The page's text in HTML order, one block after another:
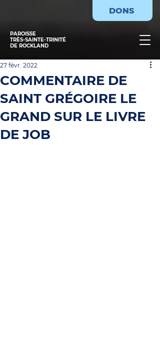
PAROISSE
TRÈS-SAINTE-TRINITÉ
DE ROCKLAND
DONS
COMMENTAIRE DE
SAINT GRÉGOIRE LE
GRAND SUR LE LIVRE
DE JOB
27 févr. 2022